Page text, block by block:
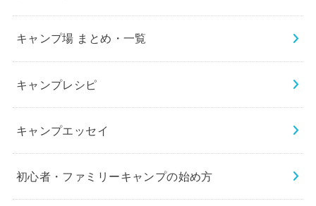
キャンプ場 まとめ・一覧
キャンプレシピ
キャンプエッセイ
初心者・ファミリーキャンプの始め方